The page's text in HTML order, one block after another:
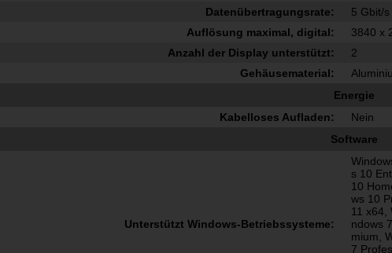
Datenübertragungsrate:
5 Gbit/s
Auflösung maximal, digital:
3840 x
Anzahl der Display unterstützt:
2
Gehäusematerial:
Energie
Kabelloses Aufladen:
Nein
Software
Unterstützt Windows-Betriebssysteme:
s 10
10
ws 10
11 x64,
ndows
mium,
7